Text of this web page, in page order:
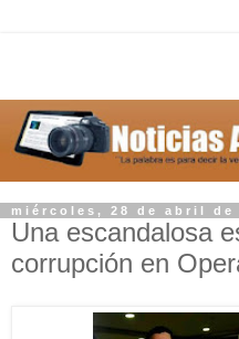
miércoles, 28 de abril de
Una escandalosa
corrupción en